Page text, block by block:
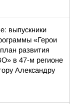
выпускники
«Герои
развития
в 47-м регионе
Александру